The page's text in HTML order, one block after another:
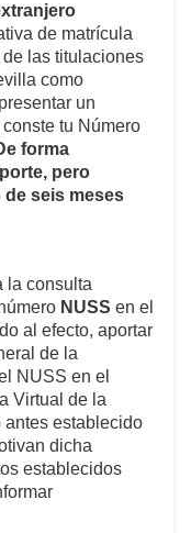
de matrícula
las titulaciones
como
un
tu Número
forma
pero
seis meses
la consulta
NUSS en el
al efecto, aportar
de la
NUSS en el
Virtual de la
establecido
dicha
establecidos